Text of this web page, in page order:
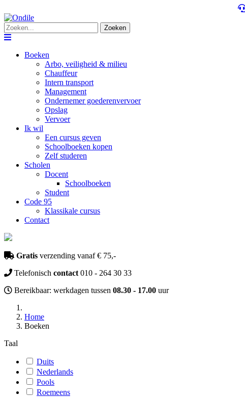
Zoeken
Navigation
Boeken
Arbo, veiligheid & milieu
Chauffeur
Intern transport
Management
Ondernemer goederenvervoer
Opslag
Vervoer
Ik wil
Een cursus geven
Schoolboeken kopen
Zelf studeren
Scholen
Docent
Schoolboeken
Student
Code 95
Klassikale cursus
Contact
Gratis verzending vanaf € 75,-
Telefonisch contact 010 - 264 30 33
Bereikbaar: werkdagen tussen 08.30 - 17.00 uur
Home
Boeken
Taal
Duits
Nederlands
Pools
Roemeens